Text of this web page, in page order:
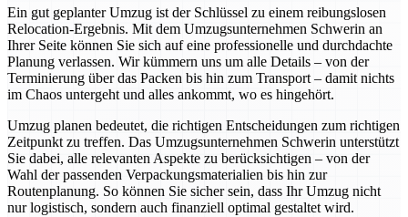
Ein gut geplanter Umzug ist der Schlüssel zu einem reibungslosen
Relocation-Ergebnis. Mit dem Umzugsunternehmen Schwerin an
Ihrer Seite können Sie sich auf eine professionelle und durchdachte
Planung verlassen. Wir kümmern uns um alle Details – von der
Terminierung über das Packen bis hin zum Transport – damit nichts
im Chaos untergeht und alles ankommt, wo es hingehört.
Umzug planen bedeutet, die richtigen Entscheidungen zum richtigen
Zeitpunkt zu treffen. Das Umzugsunternehmen Schwerin unterstützt
Sie dabei, alle relevanten Aspekte zu berücksichtigen – von der
Wahl der passenden Verpackungsmaterialien bis hin zur
Routenplanung. So können Sie sicher sein, dass Ihr Umzug nicht
nur logistisch, sondern auch finanziell optimal gestaltet wird.